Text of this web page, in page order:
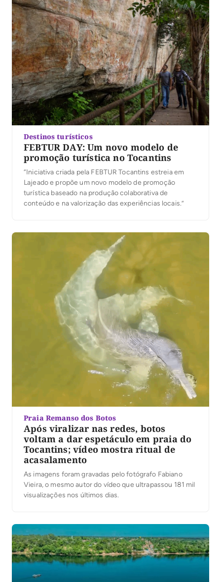
Destinos turísticos
FEBTUR DAY: Um novo modelo de
promoção turística no Tocantins
“Iniciativa criada pela FEBTUR Tocantins estreia em
Lajeado e propõe um novo modelo de promoção
turística baseado na produção colaborativa de
conteúdo e na valorização das experiências locais.”
Praia Remanso dos Botos
Após viralizar nas redes, botos
voltam a dar espetáculo em praia do
Tocantins; vídeo mostra ritual de
acasalamento
As imagens foram gravadas pelo fotógrafo Fabiano
Vieira, o mesmo autor do vídeo que ultrapassou 181 mil
visualizações nos últimos dias.